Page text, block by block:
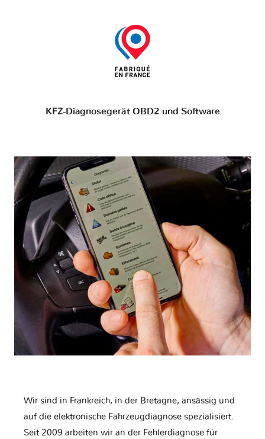
KFZ-Diagnosegerät OBD2 und Software
Wir sind in Frankreich, in der Bretagne, ansässig und
auf die elektronische Fahrzeugdiagnose spezialisiert.
Seit 2009 arbeiten wir an der Fehlerdiagnose für